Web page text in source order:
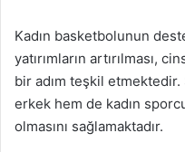
Kadın basketbolunun
yatırımların artırılması,
bir adım teşkil etmektedir.
erkek hem de kadın
olmasını sağlamaktadır.